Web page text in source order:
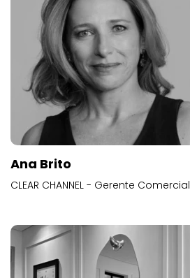
Ana Brito
CLEAR CHANNEL - Gerente Comercial